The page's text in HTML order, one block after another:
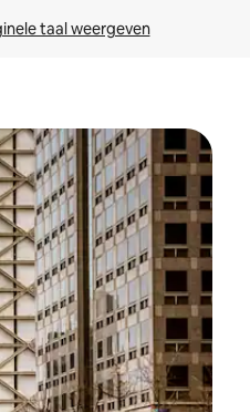
taal weergeven